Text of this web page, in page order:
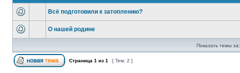
Всё подготовили к затоплению?
О нашей родине
Показать темы за:
Страница 1 из 1 [ Тем: 2 ]